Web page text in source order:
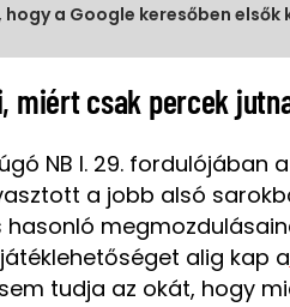
a Google keresőben elsők
miért csak percek
NB I. 29. fordulójában
a jobb alsó
hasonló
alig kap a
tudja az okát, hogy